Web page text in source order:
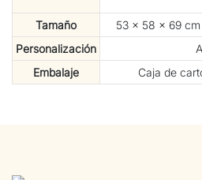
Tamaño
53 × 58 × 69
Personalización
Embalaje
Caja de